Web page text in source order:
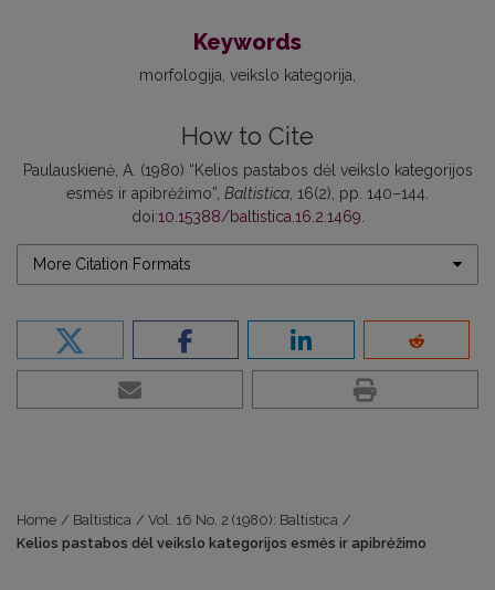
Keywords
morfologija veikslo kategorija
How to Cite
Paulauskienė, A. (1980) “Kelios pastabos dėl veikslo kategorijos
esmės ir apibrėžimo”, Baltistica , 16(2), pp. 140–144.
doi:10.15388/baltistica.16.2.1469
More Citation Formats
Home / Baltistica / Vol. 16 No. 2 (1980): Baltistica /
Kelios pastabos dėl veikslo kategorijos esmės ir apibrėžimo